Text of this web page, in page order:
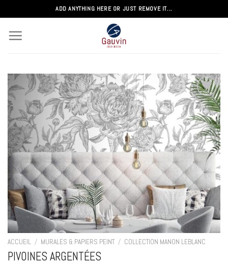
au
contenu
ADD ANYTHING HERE OR JUST REMOVE IT...
Add to
wishlist
ACCUEIL / MURALES & PAPIERS PEINT / COLLECTION MANON LEBLANC
PIVOINES ARGENTÉES